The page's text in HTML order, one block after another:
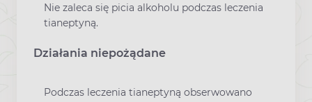
Nie zaleca się picia alkoholu podczas leczenia
tianeptyną.
Działania niepożądane
Podczas leczenia tianeptyną obserwowano